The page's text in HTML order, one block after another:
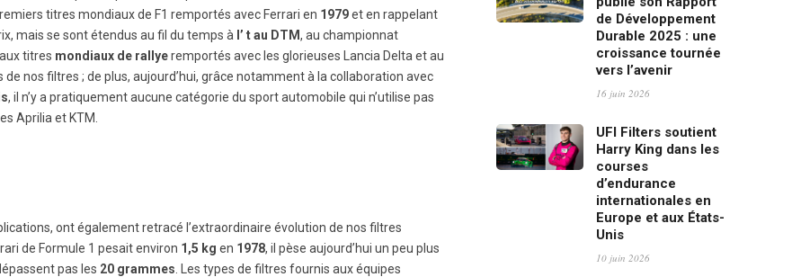
titres mondiaux de F1 remportés avec Ferrari en 1979et en rappelant
mais se sont étendus au fil du temps à l’ t au DTM, au championnat
titres mondiaux de rallyeremportés avec les glorieuses Lancia Delta et au
nos filtres ; de plus, aujourd’hui, grâce notamment à la collaboration avec
, il n’y a pratiquement aucune catégorie du sport automobile qui n’utilise pas
Aprilia et KTM.
ont également retracé l’extraordinaire évolution de nos filtres
de Formule 1 pesait environ 1,5 kg en 1978, il pèse aujourd’hui un peu plus
pas les 20 grammes . Les types de filtres fournis aux équipes
de Développement
Durable 2025 : une
croissance tournée
vers l’avenir
16 juin 2026
UFI Filters soutient
Harry King dans les
courses
d’endurance
internationales en
Europe et aux États-
Unis
10 juin 2026